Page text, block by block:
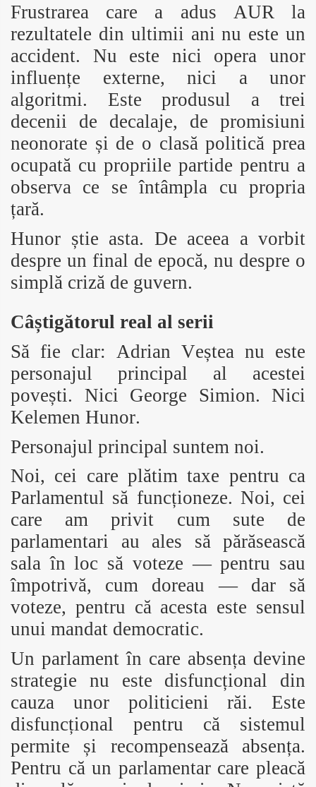
Frustrarea care a adus AUR la
rezultatele din ultimii ani nu este un
accident. Nu este nici opera unor
influențe externe, nici a unor
algoritmi. Este produsul a trei
decenii de decalaje, de promisiuni
neonorate și de o clasă politică prea
ocupată cu propriile partide pentru a
observa ce se întâmpla cu propria
țară.
Hunor știe asta. De aceea a vorbit
despre un final de epocă, nu despre o
simplă criză de guvern.
Câștigătorul real al serii
Să fie clar: Adrian Veștea nu este
personajul principal al acestei
povești. Nici George Simion. Nici
Kelemen Hunor.
Personajul principal suntem noi.
Noi, cei care plătim taxe pentru ca
Parlamentul să funcționeze. Noi, cei
care am privit cum sute de
parlamentari au ales să părăsească
sala în loc să voteze — pentru sau
împotrivă, cum doreau — dar să
voteze, pentru că acesta este sensul
unui mandat democratic.
Un parlament în care absența devine
strategie nu este disfuncțional din
cauza unor politicieni răi. Este
disfuncțional pentru că sistemul
permite și recompensează absența.
Pentru că un parlamentar care pleacă